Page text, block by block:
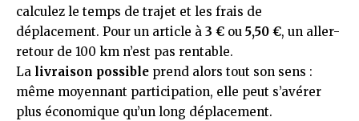
calculez le temps de trajet et les frais de
déplacement. Pour un article à 3 € ou 5,50 €, un aller-
retour de 100 km n’est pas rentable.
La livraison possible prend alors tout son sens :
même moyennant participation, elle peut s’avérer
plus économique qu’un long déplacement.